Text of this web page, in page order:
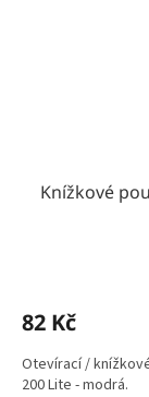
Knížkové
82 Kč
Otevírací /
200 Lite - modrá.